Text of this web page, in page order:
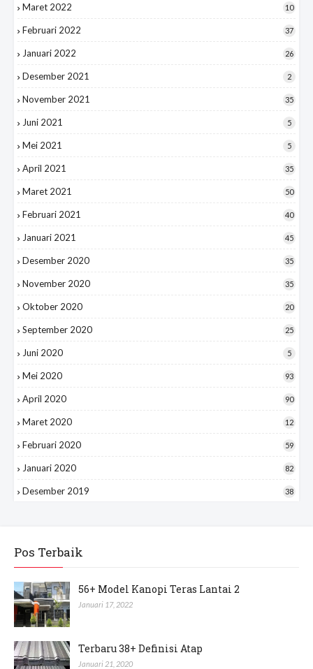
Maret 2022 10
Februari 2022 37
Januari 2022 26
Desember 2021 2
November 2021 35
Juni 2021 5
Mei 2021 5
April 2021 35
Maret 2021 50
Februari 2021 40
Januari 2021 45
Desember 2020 35
November 2020 35
Oktober 2020 20
September 2020 25
Juni 2020 5
Mei 2020 93
April 2020 90
Maret 2020 12
Februari 2020 59
Januari 2020 82
Desember 2019 38
Pos Terbaik
56+ Model Kanopi Teras Lantai 2
Januari 17, 2022
Terbaru 38+ Definisi Atap
Januari 21, 2020